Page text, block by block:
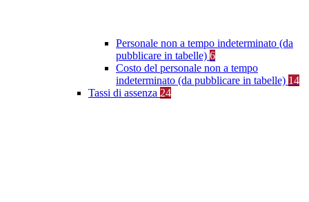
Personale non a tempo indeterminato (da
pubblicare in tabelle) 6
Costo del personale non a tempo
indeterminato (da pubblicare in tabelle) 14
Tassi di assenza 24